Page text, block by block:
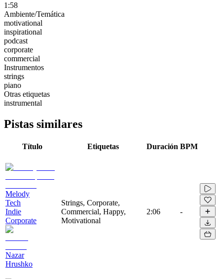
1:58
Ambiente/Temática
motivational
inspirational
podcast
corporate
commercial
Instrumentos
strings
piano
Otras etiquetas
instrumental
Pistas similares
Título Etiquetas Duración BPM
Melody
Tech
Indie
Corporate
Nazar
Hrushko
Strings, Corporate,
Commercial, Happy,
Motivational
2:06 -